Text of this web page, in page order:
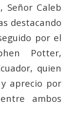
Señor Caleb
destacando
por el
Potter,
quien
aprecio por
ambos